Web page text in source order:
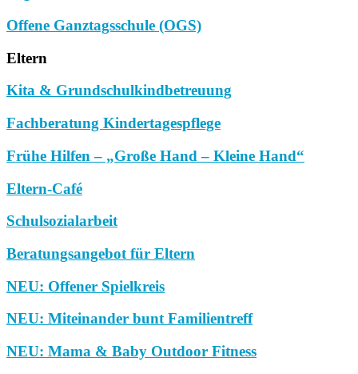
Offene Ganztagsschule (OGS)
Eltern
Kita & Grundschulkindbetreuung
Fachberatung Kindertagespflege
Frühe Hilfen – „Große Hand – Kleine Hand“
Eltern-Café
Schulsozialarbeit
Beratungsangebot für Eltern
NEU: Offener Spielkreis
NEU: Miteinander bunt Familientreff
NEU: Mama & Baby Outdoor Fitness